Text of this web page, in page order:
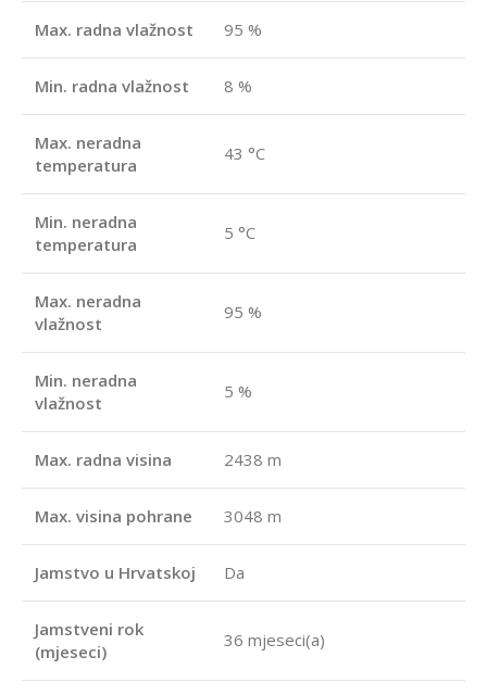
Max. radna vlažnost 95 %
Min. radna vlažnost 8 %
Max. neradna
temperatura
43 °C
Min. neradna
temperatura
5 °C
Max. neradna
vlažnost
95 %
Min. neradna
vlažnost
5 %
Max. radna visina 2438 m
Max. visina pohrane 3048 m
Jamstvo u Hrvatskoj Da
Jamstveni rok
(mjeseci)
36 mjeseci(a)